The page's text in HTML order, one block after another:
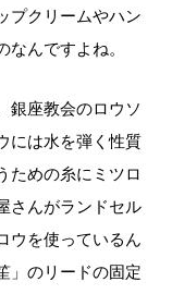
プクリームやハン
なんですよね。
銀座教会のロウソ
には水を弾く性質
ための糸にミツロ
さんがランドセル
ウを使っているん
」のリードの固定